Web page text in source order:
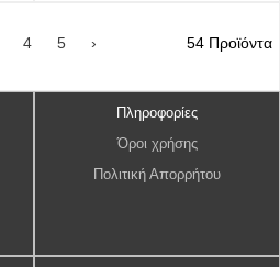
4 5 › 54 Προϊόντα
Πληροφορίες
Όροι χρήσης
Πολιτική Απορρήτου